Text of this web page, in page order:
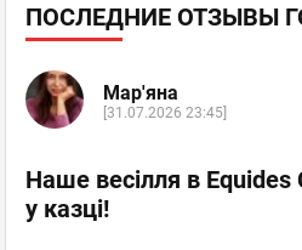
ПОСЛЕДНИЕ ОТЗЫВЫ
Мар'яна
[31.07.2026 23:45]
Наше весілля в Equides
у казці!